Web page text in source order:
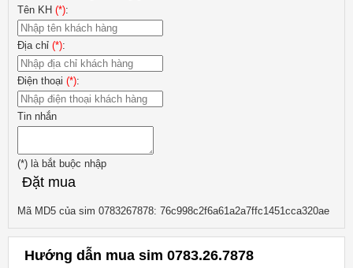
Tên KH (*):
Địa chỉ (*):
Điện thoại (*):
Tin nhắn
(*) là bắt buộc nhập
Đặt mua
Mã MD5 của sim 0783267878: 76c998c2f6a61a2a7ffc1451cca320ae
Hướng dẫn mua sim 0783.26.7878